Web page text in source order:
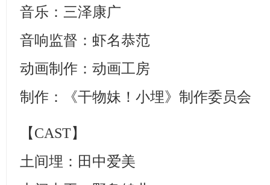
音乐：三泽康广
音响监督：虾名恭范
动画制作：动画工房
制作：《干物妹！小埋》制作委员会
【CAST】
土间埋：田中爱美